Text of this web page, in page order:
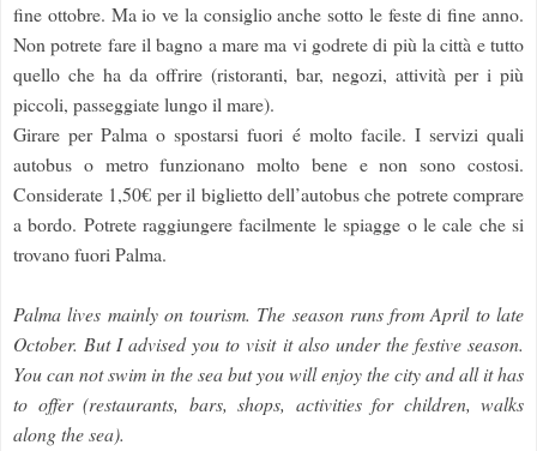
fine ottobre. Ma io ve la consiglio anche sotto le feste di fine anno.
Non potrete fare il bagno a mare ma vi godrete di più la città e tutto
quello che ha da offrire (ristoranti, bar, negozi, attività per i più
piccoli, passeggiate lungo il mare).
Girare per Palma o spostarsi fuori é molto facile. I servizi quali
autobus o metro funzionano molto bene e non sono costosi.
Considerate 1,50€ per il biglietto dell’autobus che potrete comprare
a bordo. Potrete raggiungere facilmente le spiagge o le cale che si
trovano fuori Palma.
Palma lives mainly on tourism. The season runs from April to late
October. But I advised you to visit it also under the festive season.
You can not swim in the sea but you will enjoy the city and all it has
to offer (restaurants, bars, shops, activities for children, walks
along the sea).